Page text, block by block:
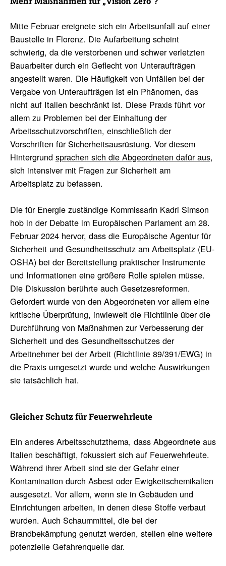
Mitte Februar ereignete sich ein Arbeitsunfall auf einer
Baustelle in Florenz. Die Aufarbeitung scheint
schwierig, da die verstorbenen und schwer verletzten
Bauarbeiter durch ein Geflecht von Unteraufträgen
angestellt waren. Die Häufigkeit von Unfällen bei der
Vergabe von Unteraufträgen ist ein Phänomen, das
nicht auf Italien beschränkt ist. Diese Praxis führt vor
allem zu Problemen bei der Einhaltung der
Arbeitsschutzvorschriften, einschließlich der
Vorschriften für Sicherheitsausrüstung. Vor diesem
Hintergrund sprachen sich die Abgeordneten dafür aus,
sich intensiver mit Fragen zur Sicherheit am
Arbeitsplatz zu befassen.
Die für Energie zuständige Kommissarin Kadri Simson
hob in der Debatte im Europäischen Parlament am 28.
Februar 2024 hervor, dass die Europäische Agentur für
Sicherheit und Gesundheitsschutz am Arbeitsplatz (EU-
OSHA) bei der Bereitstellung praktischer Instrumente
und Informationen eine größere Rolle spielen müsse.
Die Diskussion berührte auch Gesetzesreformen.
Gefordert wurde von den Abgeordneten vor allem eine
kritische Überprüfung, inwieweit die Richtlinie über die
Durchführung von Maßnahmen zur Verbesserung der
Sicherheit und des Gesundheitsschutzes der
Arbeitnehmer bei der Arbeit (Richtlinie 89/391/EWG) in
die Praxis umgesetzt wurde und welche Auswirkungen
sie tatsächlich hat.
Glei­cher Schutz für Feuer­wehr­leute
Ein anderes Arbeitsschutzthema, dass Abgeordnete aus
Italien beschäftigt, fokussiert sich auf Feuerwehrleute.
Während ihrer Arbeit sind sie der Gefahr einer
Kontamination durch Asbest oder Ewigkeitschemikalien
ausgesetzt. Vor allem, wenn sie in Gebäuden und
Einrichtungen arbeiten, in denen diese Stoffe verbaut
wurden. Auch Schaummittel, die bei der
Brandbekämpfung genutzt werden, stellen eine weitere
potenzielle Gefahrenquelle dar.